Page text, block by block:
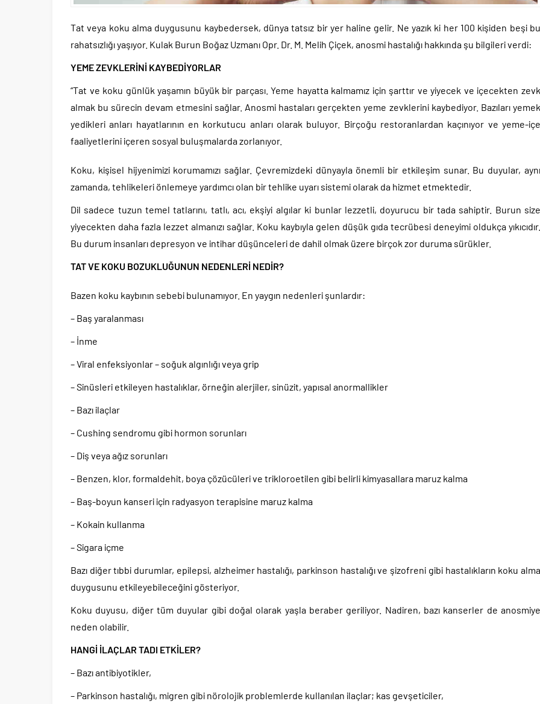
Tat veya koku alma duygusunu kaybedersek, dünya tatsız bir yer haline gelir. Ne yazık ki her 100 kişiden beşi bu
rahatsızlığı yaşıyor. Kulak Burun Boğaz Uzmanı Opr. Dr. M. Melih Çiçek, anosmi hastalığı hakkında şu bilgileri verdi:
YEME ZEVKLERİNİ KAYBEDİYORLAR
“Tat ve koku günlük yaşamın büyük bir parçası. Yeme hayatta kalmamız için şarttır ve yiyecek ve içecekten zevk
almak bu sürecin devam etmesini sağlar. Anosmi hastaları gerçekten yeme zevklerini kaybediyor. Bazıları yemek
yedikleri anları hayatlarının en korkutucu anları olarak buluyor. Birçoğu restoranlardan kaçınıyor ve yeme-içe
faaliyetlerini içeren sosyal buluşmalarda zorlanıyor.
Koku, kişisel hijyenimizi korumamızı sağlar. Çevremizdeki dünyayla önemli bir etkileşim sunar. Bu duyular, aynı
zamanda, tehlikeleri önlemeye yardımcı olan bir tehlike uyarı sistemi olarak da hizmet etmektedir.
Dil sadece tuzun temel tatlarını, tatlı, acı, ekşiyi algılar ki bunlar lezzetli, doyurucu bir tada sahiptir. Burun size
yiyecekten daha fazla lezzet almanızı sağlar. Koku kaybıyla gelen düşük gıda tecrübesi deneyimi oldukça yıkıcıdır.
Bu durum insanları depresyon ve intihar düşünceleri de dahil olmak üzere birçok zor duruma sürükler.
TAT VE KOKU BOZUKLUĞUNUN NEDENLERİ NEDİR?
Bazen koku kaybının sebebi bulunamıyor. En yaygın nedenleri şunlardır:
– Baş yaralanması
– İnme
– Viral enfeksiyonlar – soğuk algınlığı veya grip
– Sinüsleri etkileyen hastalıklar, örneğin alerjiler, sinüzit, yapısal anormallikler
– Bazı ilaçlar
– Cushing sendromu gibi hormon sorunları
– Diş veya ağız sorunları
– Benzen, klor, formaldehit, boya çözücüleri ve trikloroetilen gibi belirli kimyasallara maruz kalma
– Baş-boyun kanseri için radyasyon terapisine maruz kalma
– Kokain kullanma
– Sigara içme
Bazı diğer tıbbi durumlar, epilepsi, alzheimer hastalığı, parkinson hastalığı ve şizofreni gibi hastalıkların koku alma
duygusunu etkileyebileceğini gösteriyor.
Koku duyusu, diğer tüm duyular gibi doğal olarak yaşla beraber geriliyor. Nadiren, bazı kanserler de anosmiye
neden olabilir.
HANGİ İLAÇLAR TADI ETKİLER?
– Bazı antibiyotikler,
– Parkinson hastalığı, migren gibi nörolojik problemlerde kullanılan ilaçlar; kas gevşeticiler,